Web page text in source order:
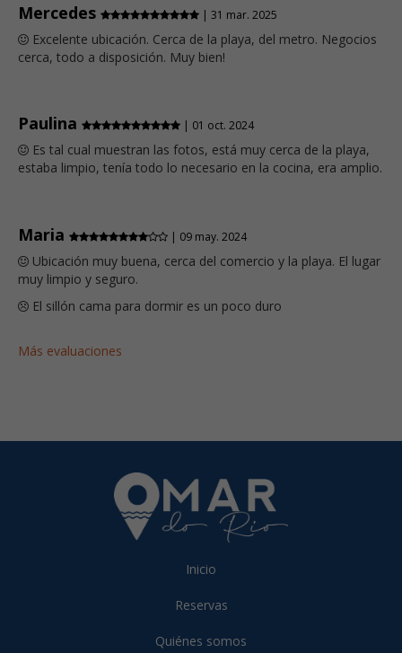
Mercedes
| 31 mar. 2025
Excelente ubicación. Cerca de la playa, del metro. Negocios
cerca, todo a disposición. Muy bien!
Paulina | 01 oct. 2024
Es tal cual muestran las fotos, está muy cerca de la playa,
estaba limpio, tenía todo lo necesario en la cocina, era amplio.
Maria | 09 may. 2024
Ubicación muy buena, cerca del comercio y la playa. El lugar
muy limpio y seguro.
El sillón cama para dormir es un poco duro
Más evaluaciones
Inicio
Reservas
Quiénes somos